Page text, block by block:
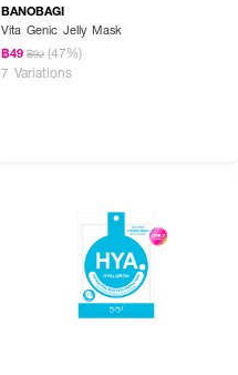
BANOBAGI
Vita Genic Jelly Mask
฿49 ฿92 (47%)
7 Variations